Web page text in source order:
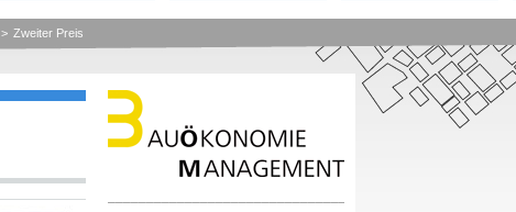
> Zweiter Preis